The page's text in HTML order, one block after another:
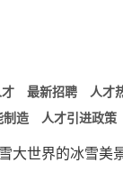
最新招聘
人才
制造 人才引进政策
大世界的冰雪美